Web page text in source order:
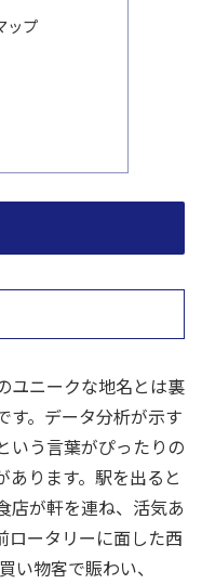
ップ
ユニークな地名とは裏
す。データ分析が示す
いう言葉がぴったりの
ります。駅を出ると
店が軒を連ね、活気あ
ロータリーに面した西
い物客で賑わい、